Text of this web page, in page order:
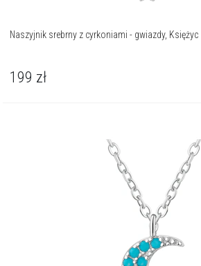
Naszyjnik srebrny z cyrkoniami - gwiazdy, Księżyc
199 zł